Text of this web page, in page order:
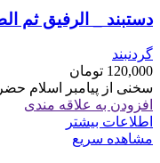
دستبند _ الرفیق ثم
گردنبند
120,000 تومان
سخنی از پیامبر اسلام
افزودن به علاقه مندی
اطلاعات بیشتر
مشاهده سریع